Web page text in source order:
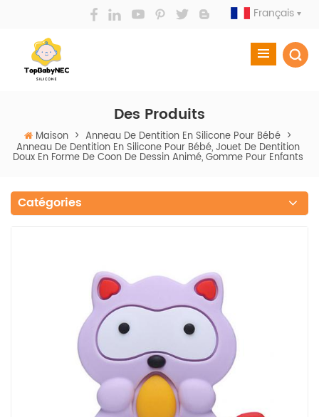
Français
Des Produits
Maison > Anneau De Dentition En Silicone Pour Bébé >
Anneau De Dentition En Silicone Pour Bébé, Jouet De Dentition
Doux En Forme De Coon De Dessin Animé, Gomme Pour Enfants
Catégories